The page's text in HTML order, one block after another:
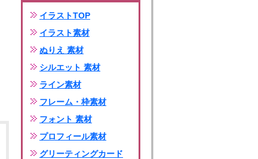
イラストTOP
イラスト素材
ぬりえ 素材
シルエット 素材
ライン素材
フレーム・枠素材
フォント 素材
プロフィール素材
グリーティングカード